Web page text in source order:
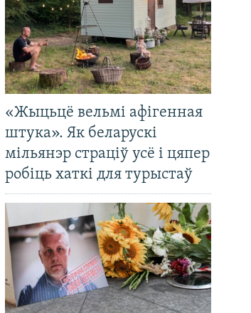
«Жыцьцё вельмі афігенная
штука». Як беларускі
мільянэр страціў усё і цяпер
робіць хаткі для турыстаў